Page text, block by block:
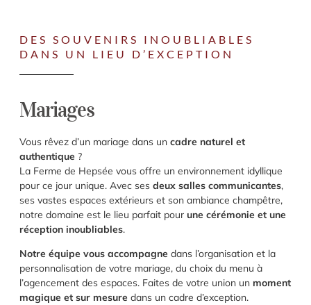
DES SOUVENIRS INOUBLIABLES
DANS UN LIEU D’EXCEPTION
Mariages
Vous rêvez d’un mariage dans un cadre naturel et
authentique ?
La Ferme de Hepsée vous offre un environnement idyllique
pour ce jour unique. Avec ses deux salles communicantes,
ses vastes espaces extérieurs et son ambiance champêtre,
notre domaine est le lieu parfait pour une cérémonie et une
réception inoubliables.
Notre équipe vous accompagne dans l’organisation et la
personnalisation de votre mariage, du choix du menu à
l’agencement des espaces. Faites de votre union un moment
magique et sur mesure dans un cadre d’exception.